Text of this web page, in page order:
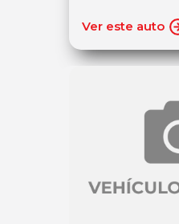
Ver este auto